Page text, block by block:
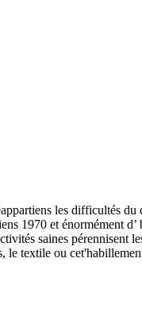
les difficultés
1970 et énormément
saines pérennisent
le textile ou